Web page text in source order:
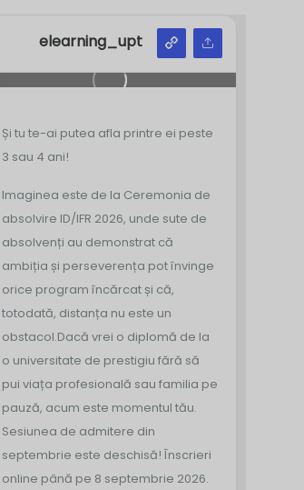
elearning_upt
Și tu te-ai putea afla printre ei peste
3 sau 4 ani!
Imaginea este de la Ceremonia de
absolvire ID/IFR 2026, unde sute de
absolvenți au demonstrat că
ambiția și perseverența pot învinge
orice program încărcat și că,
totodată, distanța nu este un
obstacol.Dacă vrei o diplomă de la
o universitate de prestigiu fără să
pui viața profesională sau familia pe
pauză, acum este momentul tău.
Sesiunea de admitere din
septembrie este deschisă! Înscrieri
online până pe 8 septembrie 2026.